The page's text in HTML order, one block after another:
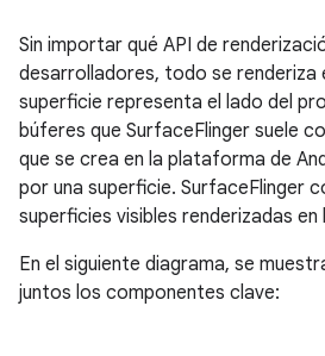
Sin importar qué API de
desarrolladores, todo se renderiza
superficie representa el lado del
búferes que SurfaceFlinger suele
que se crea en la plataforma de
por una superficie. SurfaceFlinger
superficies visibles renderizadas en
En el siguiente diagrama, se
juntos los componentes clave: